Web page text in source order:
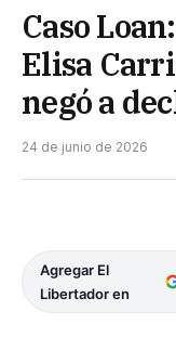
Caso
Elisa
negó a
24 de junio de 2026
Agregar El
Libertador en